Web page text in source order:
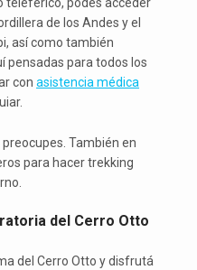
de los Andes y el
así como también
pensadas para todos los
con asistencia médica
También en
para hacer trekking
del Cerro Otto
del Cerro Otto y disfrutá